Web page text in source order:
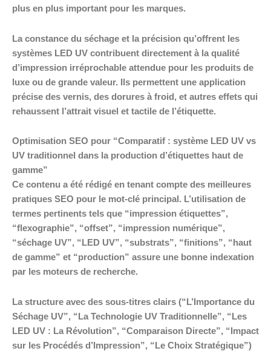
plus en plus important pour les marques.
La constance du séchage et la précision qu’offrent les
systèmes LED UV contribuent directement à la qualité
d’impression irréprochable attendue pour les produits de
luxe ou de grande valeur. Ils permettent une application
précise des vernis, des dorures à froid, et autres effets qui
rehaussent l’attrait visuel et tactile de l’étiquette.
Optimisation SEO pour “Comparatif : système LED UV vs
UV traditionnel dans la production d’étiquettes haut de
gamme”
Ce contenu a été rédigé en tenant compte des meilleures
pratiques SEO pour le mot-clé principal. L’utilisation de
termes pertinents tels que “impression étiquettes”,
“flexographie”, “offset”, “impression numérique”,
“séchage UV”, “LED UV”, “substrats”, “finitions”, “haut
de gamme” et “production” assure une bonne indexation
par les moteurs de recherche.
La structure avec des sous-titres clairs (“L’Importance du
Séchage UV”, “La Technologie UV Traditionnelle”, “Les
LED UV : La Révolution”, “Comparaison Directe”, “Impact
sur les Procédés d’Impression”, “Le Choix Stratégique”)